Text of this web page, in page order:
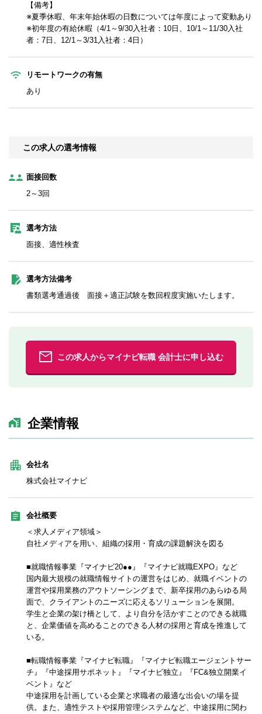
【備考】
※夏季休暇、年末年始休暇の日数については年度によって変動あり
※初年度の有給休暇（4/1～9/30入社者：10日、10/1～11/30入社
者：7日、12/1～3/31入社者：4日）
リモートワークの有無
あり
この求人の選考情報
面接回数
2～3回
選考方法
面接、適性検査
選考方法備考
書類選考通過後 面接＋適正試験を数回程度実施いたします。
この求人からマイナビ転職 会計士に申し込む
企業情報
会社名
株式会社マイナビ
会社概要
＜求人メディア領域＞
自社メディアを用い、組織の採用・育成の課題解決を図る
■就職情報事業『マイナビ20●●』『マイナビ就職EXPO』など
国内最大規模の就職情報サイトの運営をはじめ、就職イベントの
運営や採用業務のアウトソーシングまで、新卒採用のあらゆる局
面で、クライアントのニーズに応えるソリューションを展開。
学生と企業の架け橋として、より自分を活かすことのできる就職
と、企業価値を高めることのできる人材の採用と育成を推進して
いる。
■転職情報事業『マイナビ転職』『マイナビ転職エージェントサー
チ』『中途採用サポネット』『マイナビ独立』『FC&独立開業イ
ベント』など
中途採用を計画している企業と求職者の最適な出会いの場を提
供。また、適性テストや採用管理システムなど、中途採用に関わ